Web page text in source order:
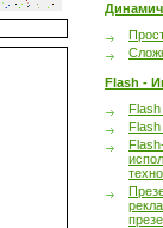
Flash -
Flash